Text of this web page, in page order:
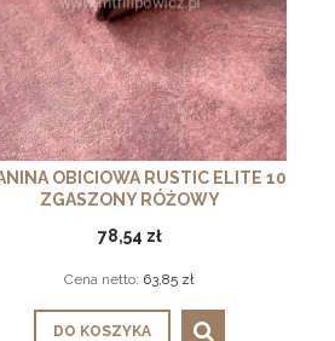
OBICIOWA RUSTIC ELITE 10
ZGASZONY RÓŻOWY
78,54 zł
Cena netto: 63,85 zł
DO KOSZYKA